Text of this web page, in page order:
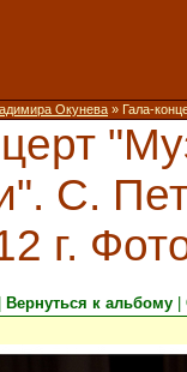
Окунева » Гала-
С.
г.
Вернуться к альбому